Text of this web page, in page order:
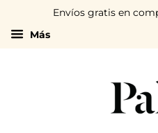
Envíos gratis en
Más